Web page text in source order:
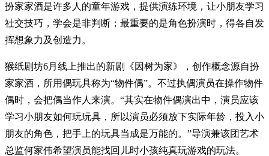
扮家家酒是许多人的童年游戏，提供演练环境，让小朋友学习
社交技巧，学会是非判断；最重要的是角色扮演时，得各自发
挥想象力及创造力。
猴纸剧坊6月线上推出的新剧《因树为家》，创作概念源自扮
家家酒，所用偶玩具称为“物件偶”。不过执偶演员在操作物件
偶时，会把偶当作人来演。“其实在物件偶演出中，演员应该
学习小朋友如何玩玩具，所以演员必须放下实际年龄，投入小
朋友的角色，把手上的玩具当成是万能的。”导演兼该团艺术
总监何家伟希望演员能找回儿时小孩纯真玩游戏的玩法。